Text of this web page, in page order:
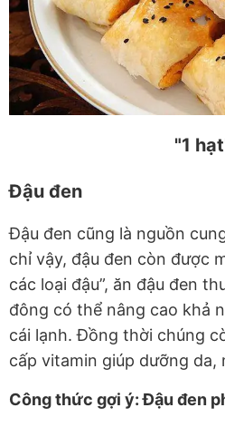
"1
Đậu đen
Đậu đen cũng là nguồn
chỉ vậy, đậu đen còn được
các loại đậu”, ăn đậu đen
đông có thể nâng cao khả
cái lạnh. Đồng thời chúng
cấp vitamin giúp dưỡng da,
Công thức gợi ý: Đậu đen